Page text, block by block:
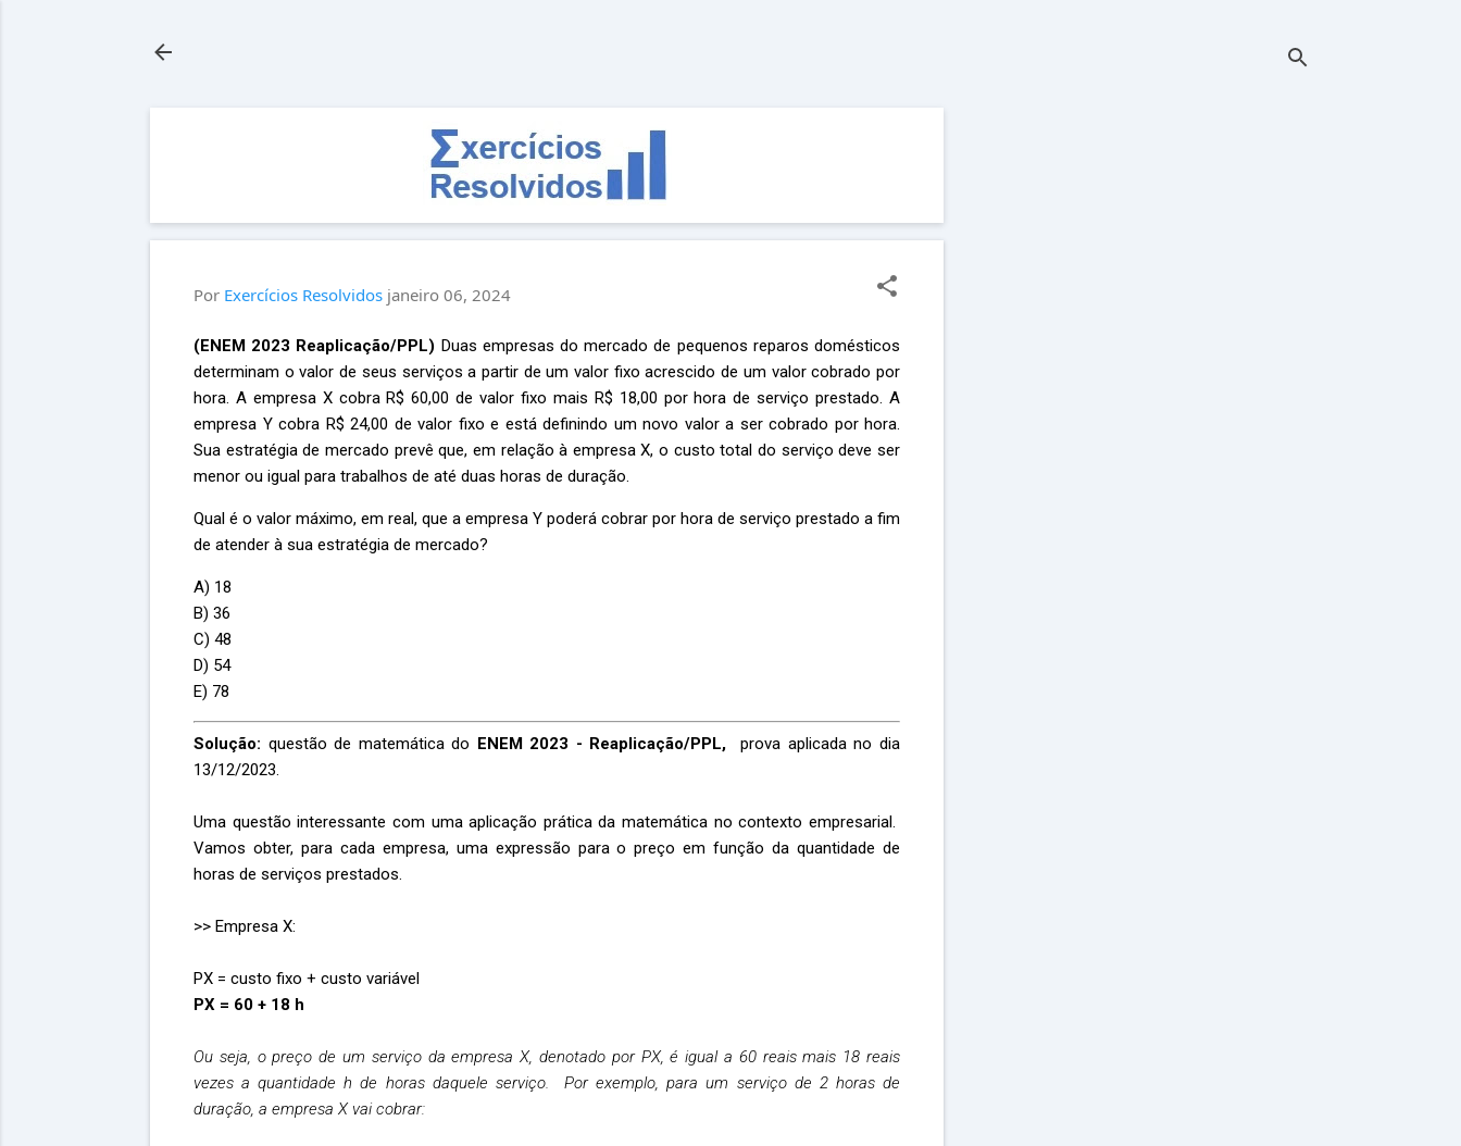
Por Exercícios Resolvidos janeiro 06, 2024
(ENEM 2023 Reaplicação/PPL) Duas empresas do mercado de pequenos reparos domésticos
determinam o valor de seus serviços a partir de um valor fixo acrescido de um valor cobrado por
hora. A empresa X cobra R$ 60,00 de valor fixo mais R$ 18,00 por hora de serviço prestado. A
empresa Y cobra R$ 24,00 de valor fixo e está definindo um novo valor a ser cobrado por hora.
Sua estratégia de mercado prevê que, em relação à empresa X, o custo total do serviço deve ser
menor ou igual para trabalhos de até duas horas de duração.
Qual é o valor máximo, em real, que a empresa Y poderá cobrar por hora de serviço prestado a fim
de atender à sua estratégia de mercado?
A) 18
B) 36
C) 48
D) 54
E) 78
Solução: questão de matemática do ENEM 2023 - Reaplicação/PPL,
prova aplicada no dia
13/12/2023.
Uma questão interessante com uma aplicação prática da matemática no contexto empresarial.
Vamos obter, para cada empresa, uma expressão para o preço em função da quantidade de
horas de serviços prestados.
>> Empresa X:
PX = custo fixo + custo variável
PX = 60 + 18 h
Ou seja, o preço de um serviço da empresa X, denotado por PX, é igual a 60 reais mais 18 reais
vezes a quantidade h de horas daquele serviço. Por exemplo, para um serviço de 2 horas de
duração, a empresa X vai cobrar: